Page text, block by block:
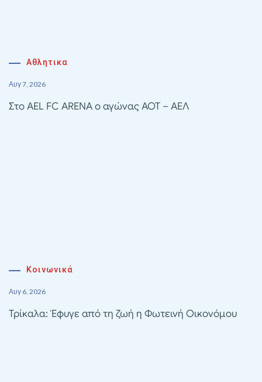
Αθλητικα
Αυγ 7, 2026
Στο AEL FC ARENA ο αγώνας ΑΟΤ – ΑΕΛ
Κοινωνικά
Αυγ 6, 2026
Τρίκαλα: Έφυγε από τη ζωή η Φωτεινή Οικονόμου